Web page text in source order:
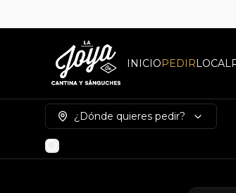
INICIOPEDIRLOCAL
¿Dónde quieres pedir?